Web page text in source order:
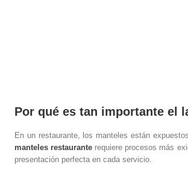
Por qué es tan importante el
En un restaurante, los manteles están
manteles restaurante requiere procesos más
presentación perfecta en cada servicio.